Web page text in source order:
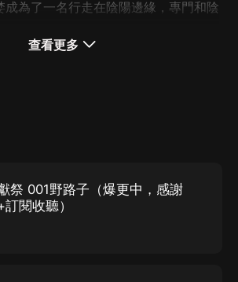
成為了一名行走在陰陽邊緣，專門和陰
到了自己千年之前的新娘，從此開始尋
即可收聽，可下載重復收
查看更多
祭 001野路子（爆更中，感謝
閱收聽）